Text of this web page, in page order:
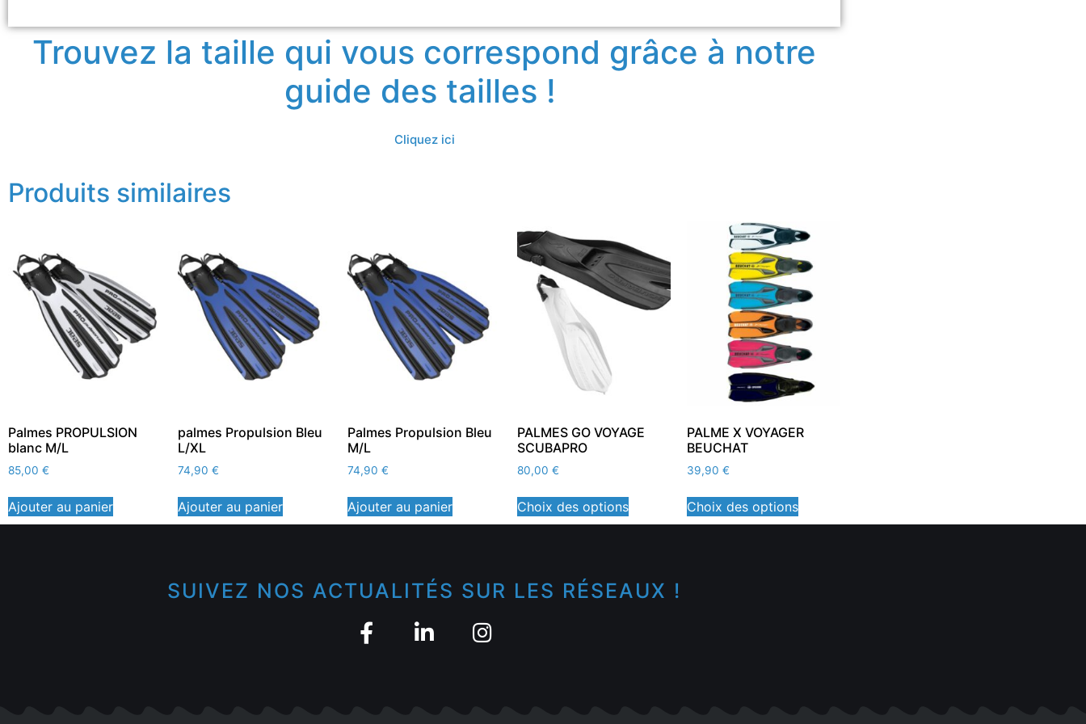
Trouvez la taille qui vous correspond grâce à notre
guide des tailles !
Cliquez ici
Produits similaires
Palmes PROPULSION
blanc M/L
85,00 €
Ajouter au panier
palmes Propulsion Bleu
L/XL
74,90 €
Ajouter au panier
Palmes Propulsion Bleu
M/L
74,90 €
Ajouter au panier
PALMES GO VOYAGE
SCUBAPRO
80,00 €
Choix des options
PALME X VOYAGER
BEUCHAT
39,90 €
Choix des options
SUIVEZ NOS ACTUALITÉS SUR LES RÉSEAUX !